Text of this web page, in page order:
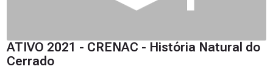
ATIVO 2021 - CRENAC - História Natural do
Cerrado